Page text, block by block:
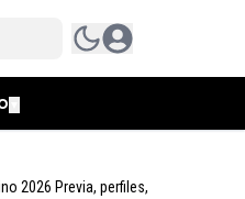
2026 Previa, perfiles,